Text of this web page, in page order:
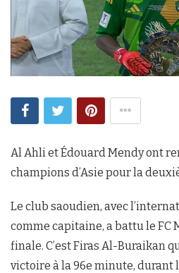
Al Ahli et Édouard Mendy ont
champions d’Asie pour la
Le club saoudien, avec
comme capitaine, a battu le FC
finale. C’est Firas Al-Buraikan
victoire à la 96e minute, durant